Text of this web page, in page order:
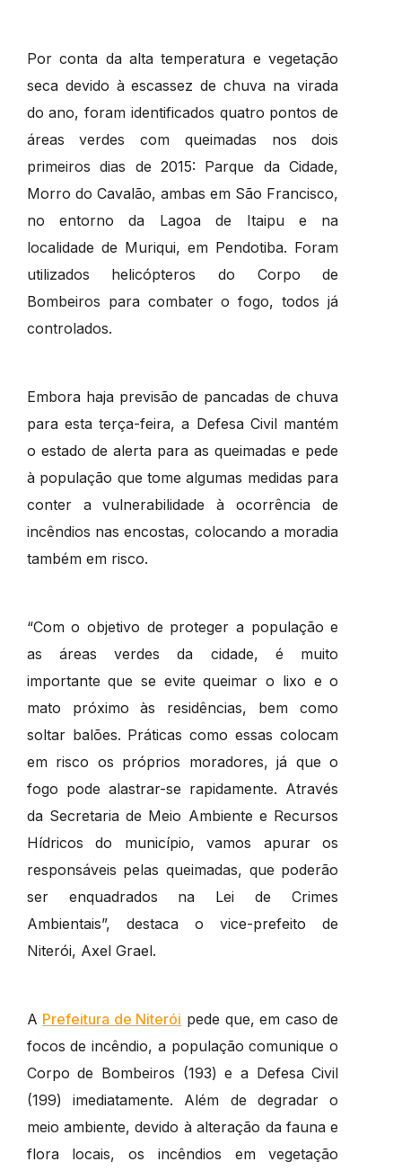
Por conta da alta temperatura e vegetação
seca devido à escassez de chuva na virada
do ano, foram identificados quatro pontos de
áreas verdes com queimadas nos dois
primeiros dias de 2015: Parque da Cidade,
Morro do Cavalão, ambas em São Francisco,
no entorno da Lagoa de Itaipu e na
localidade de Muriqui, em Pendotiba. Foram
utilizados helicópteros do Corpo de
Bombeiros para combater o fogo, todos já
controlados.
Embora haja previsão de pancadas de chuva
para esta terça-feira, a Defesa Civil mantém
o estado de alerta para as queimadas e pede
à população que tome algumas medidas para
conter a vulnerabilidade à ocorrência de
incêndios nas encostas, colocando a moradia
também em risco.
“Com o objetivo de proteger a população e
as áreas verdes da cidade, é muito
importante que se evite queimar o lixo e o
mato próximo às residências, bem como
soltar balões. Práticas como essas colocam
em risco os próprios moradores, já que o
fogo pode alastrar-se rapidamente. Através
da Secretaria de Meio Ambiente e Recursos
Hídricos do município, vamos apurar os
responsáveis pelas queimadas, que poderão
ser enquadrados na Lei de Crimes
Ambientais”, destaca o vice-prefeito de
Niterói, Axel Grael.
A Prefeitura de Niterói pede que, em caso de
focos de incêndio, a população comunique o
Corpo de Bombeiros (193) e a Defesa Civil
(199) imediatamente. Além de degradar o
meio ambiente, devido à alteração da fauna e
flora locais, os incêndios em vegetação